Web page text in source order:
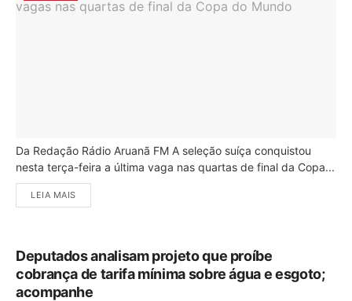
Da Redação Rádio Aruanã FM A seleção suíça conquistou
nesta terça-feira a última vaga nas quartas de final da Copa...
LEIA MAIS
Deputados analisam projeto que proíbe
cobrança de tarifa mínima sobre água e esgoto;
acompanhe